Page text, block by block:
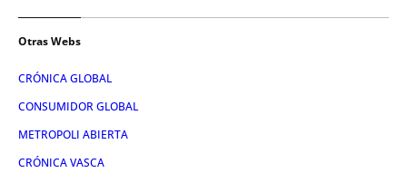
Otras Webs
CRÓNICA GLOBAL
CONSUMIDOR GLOBAL
METROPOLI ABIERTA
CRÓNICA VASCA